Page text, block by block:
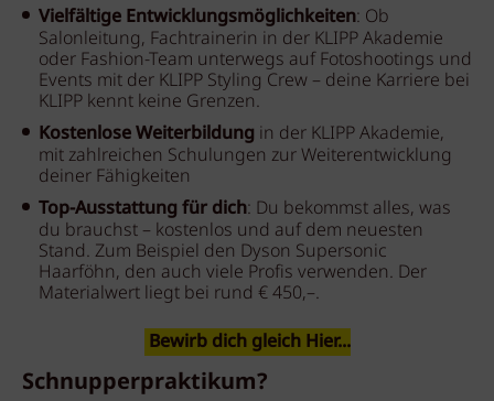
Vielfältige Entwicklungsmöglichkeiten: Ob
Salonleitung, Fachtrainerin in der KLIPP Akademie
oder Fashion-Team unterwegs auf Fotoshootings und
Events mit der KLIPP Styling Crew – deine Karriere bei
KLIPP kennt keine Grenzen.
Kostenlose Weiterbildung in der KLIPP Akademie,
mit zahlreichen Schulungen zur Weiterentwicklung
deiner Fähigkeiten
Top-Ausstattung für dich: Du bekommst alles, was
du brauchst – kostenlos und auf dem neuesten
Stand. Zum Beispiel den Dyson Supersonic
Haarföhn, den auch viele Profis verwenden. Der
Materialwert liegt bei rund € 450,–.
Bewirb dich gleich Hier...
Schnupperpraktikum?